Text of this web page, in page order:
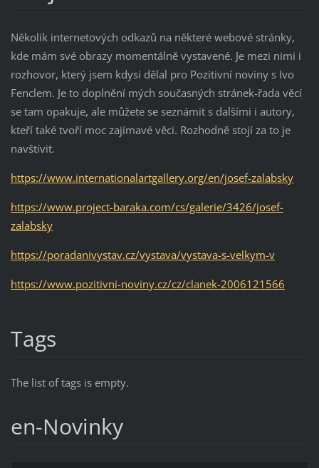
Několik internetových odkazů na některé webové stránky,
kde mám své obrazy momentálně vystavené. Je mezi nimi i
rozhovor, který jsem kdysi dělal pro Pozitivní noviny s Ivo
Fenclem. Je to doplnění mých současných stránek-řada věcí
se tam opakuje, ale můžete se seznámit s dalšími i autory,
kteří také tvoří moc zajímavé věci. Rozhodně stojí za to je
navštívit.
https://www.internationalartgallery.org/en/josef-zalabsky
https://www.project-baraka.com/cs/galerie/3426/josef-
zalabsky
https://poradanivystav.cz/vystava/vystava-s-velkym-v
https://www.pozitivni-noviny.cz/cz/clanek-2006121566
Tags
The list of tags is empty.
en-Novinky